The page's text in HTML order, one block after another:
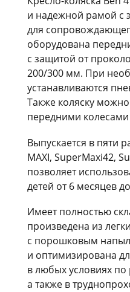
и надежной рамой с
для
оборудована
с защитой от
200/300 мм. При
устанавливаются
Также коляску
передними
Выпускается в пяти
MAXI, SuperMaxi42,
позволяет
детей от 6 месяцев
Имеет полностью
произведена из
с порошковым
и оптимизирована
в любых условиях
а также в